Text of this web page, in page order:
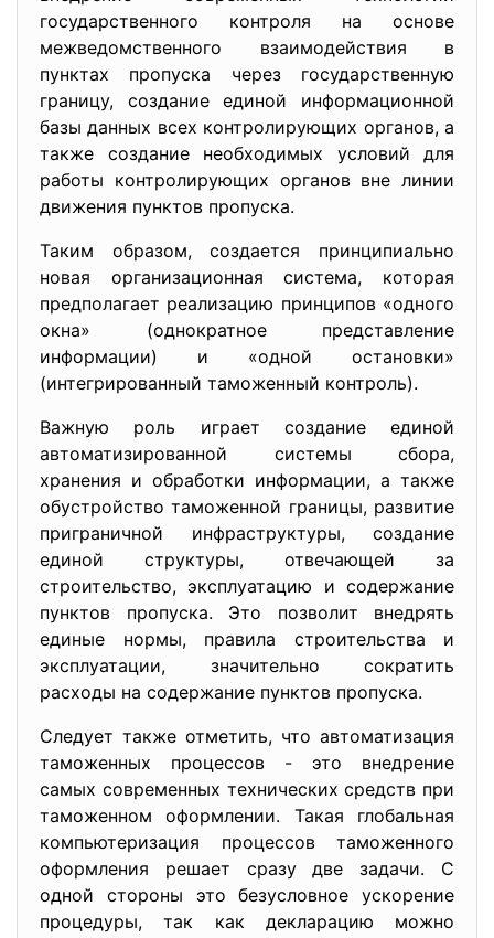
государственного контроля на основе
межведомственного взаимодействия в
пунктах пропуска через государственную
границу, создание единой информационной
базы данных всех контролирующих органов, а
также создание необходимых условий для
работы контролирующих органов вне линии
движения пунктов пропуска.
Таким образом, создается принципиально
новая организационная система, которая
предполагает реализацию принципов «одного
окна» (однократное представление
информации) и «одной остановки»
(интегрированный таможенный контроль).
Важную роль играет создание единой
автоматизированной системы сбора,
хранения и обработки информации, а также
обустройство таможенной границы, развитие
приграничной инфраструктуры, создание
единой структуры, отвечающей за
строительство, эксплуатацию и содержание
пунктов пропуска. Это позволит внедрять
единые нормы, правила строительства и
эксплуатации, значительно сократить
расходы на содержание пунктов пропуска.
Следует также отметить, что автоматизация
таможенных процессов - это внедрение
самых современных технических средств при
таможенном оформлении. Такая глобальная
компьютеризация процессов таможенного
оформления решает сразу две задачи. С
одной стороны это безусловное ускорение
процедуры, так как декларацию можно